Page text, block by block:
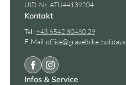
UID-Nr. ATU44139204
Kontakt
Tel.:+43 6542 80480 29
E-Mail:office@gravelbike-holidays.
Infos & Service